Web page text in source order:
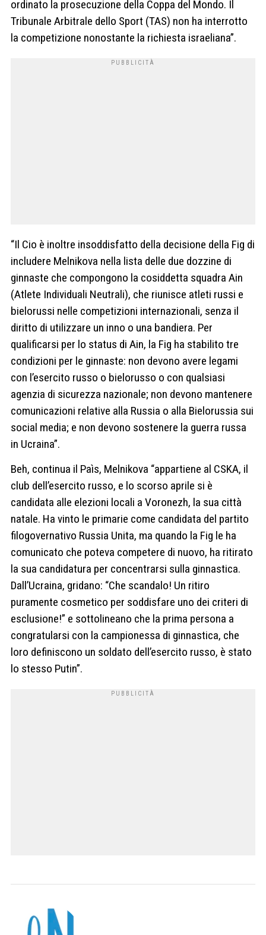
ordinato la prosecuzione della Coppa del Mondo. Il
Tribunale Arbitrale dello Sport (TAS) non ha interrotto
la competizione nonostante la richiesta israeliana”.
“Il Cio è inoltre insoddisfatto della decisione della Fig di
includere Melnikova nella lista delle due dozzine di
ginnaste che compongono la cosiddetta squadra Ain
(Atlete Individuali Neutrali), che riunisce atleti russi e
bielorussi nelle competizioni internazionali, senza il
diritto di utilizzare un inno o una bandiera. Per
qualificarsi per lo status di Ain, la Fig ha stabilito tre
condizioni per le ginnaste: non devono avere legami
con l’esercito russo o bielorusso o con qualsiasi
agenzia di sicurezza nazionale; non devono mantenere
comunicazioni relative alla Russia o alla Bielorussia sui
social media; e non devono sostenere la guerra russa
in Ucraina”.
Beh, continua il Paìs, Melnikova “appartiene al CSKA, il
club dell’esercito russo, e lo scorso aprile si è
candidata alle elezioni locali a Voronezh, la sua città
natale. Ha vinto le primarie come candidata del partito
filogovernativo Russia Unita, ma quando la Fig le ha
comunicato che poteva competere di nuovo, ha ritirato
la sua candidatura per concentrarsi sulla ginnastica.
Dall’Ucraina, gridano: “Che scandalo! Un ritiro
puramente cosmetico per soddisfare uno dei criteri di
esclusione!” e sottolineano che la prima persona a
congratularsi con la campionessa di ginnastica, che
loro definiscono un soldato dell’esercito russo, è stato
lo stesso Putin”.